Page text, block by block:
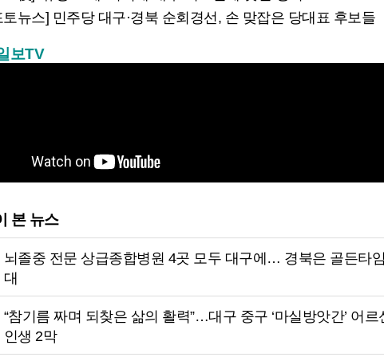
토뉴스] 민주당 대구·경북 순회경선, 손 맞잡은 당대표 후보들
보TV
본 뉴스
뇌졸중 전문 상급종합병원 4곳 모두 대구에… 경북은 골든타
대
“참기름 짜며 되찾은 삶의 활력”…대구 중구 ‘마실방앗간’ 어르
인생 2막